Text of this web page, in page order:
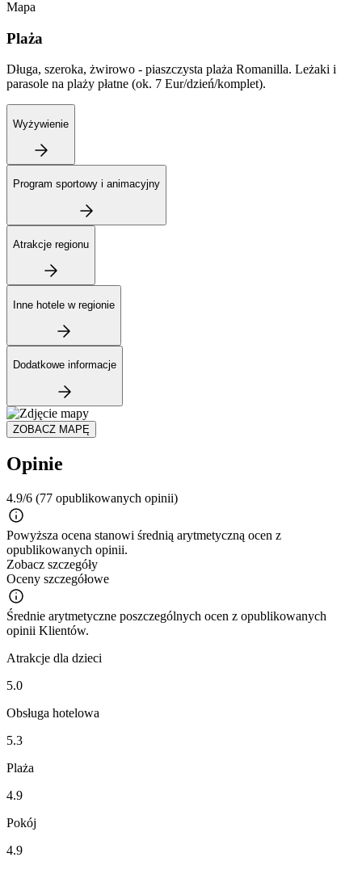
Mapa
Plaża
Długa, szeroka, żwirowo - piaszczysta plaża Romanilla. Leżaki i
parasole na plaży płatne (ok. 7 Eur/dzień/komplet).
Wyżywienie
Program sportowy i animacyjny
Atrakcje regionu
Inne hotele w regionie
Dodatkowe informacje
ZOBACZ MAPĘ
Opinie
4.9/6 (77 opublikowanych opinii)
Powyższa ocena stanowi średnią arytmetyczną ocen z
opublikowanych opinii.
Zobacz szczegóły
Oceny szczegółowe
Średnie arytmetyczne poszczególnych ocen z opublikowanych
opinii Klientów.
Atrakcje dla dzieci
5.0
Obsługa hotelowa
5.3
Plaża
4.9
Pokój
4.9